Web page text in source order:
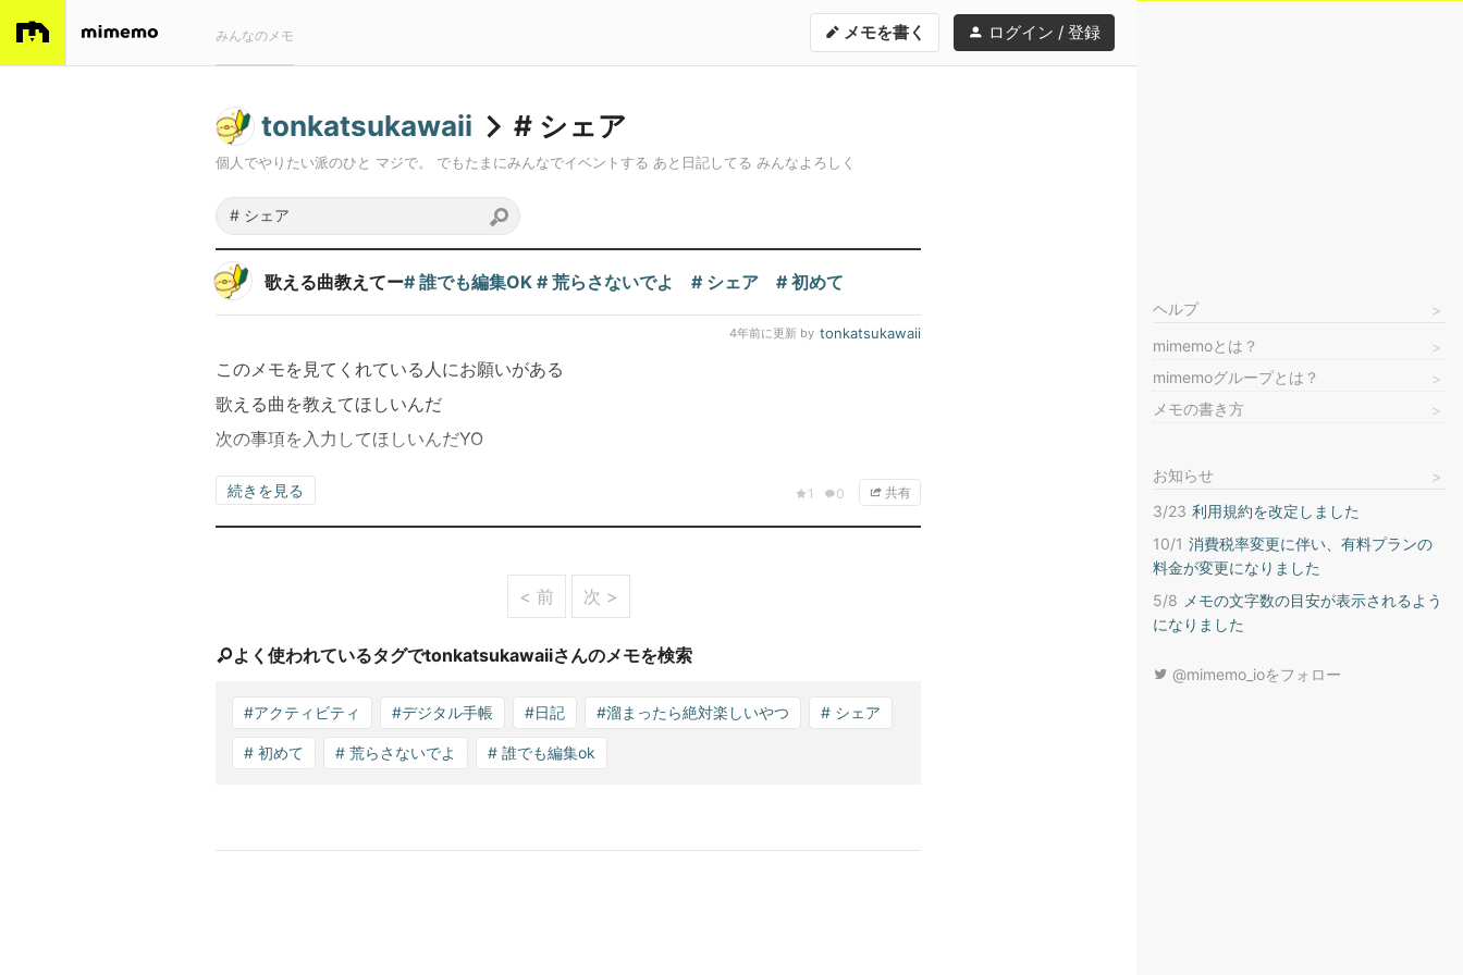
みんなのメモ メモを書く ログイン / 登録
tonkatsukawaii # シェア
個人でやりたい派のひと マジで。 でもたまにみんなでイベントする あと日記してる みんなよろしく
歌える曲教えてー# 誰でも編集OK # 荒らさないでよ # シェア # 初めて
4年前に更新 by tonkatsukawaii
1 0 共有
このメモを見てくれている人にお願いがある
歌える曲を教えてほしいんだ
次の事項を入力してほしいんだYO
続きを見る
< 前 次 >
よく使われているタグでtonkatsukawaiiさんのメモを検索
#アクティビティ #デジタル手帳 #日記 #溜まったら絶対楽しいやつ # シェア
# 初めて # 荒らさないでよ # 誰でも編集ok
ヘルプ
mimemoとは？
mimemoグループとは？
メモの書き方
お知らせ
3/23 利用規約を改定しました
10/1 消費税率変更に伴い、有料プランの
料金が変更になりました
5/8 メモの文字数の目安が表示されるよう
になりました
@mimemo_ioをフォロー